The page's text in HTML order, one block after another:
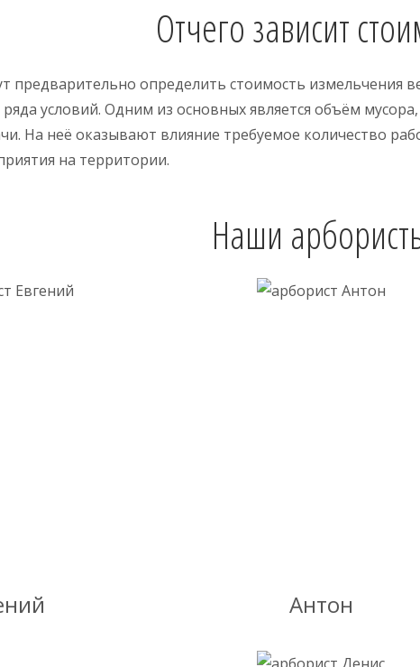
Отчего зависит
определить стоимость измельчения
условий. Одним из основных является объём
На неё оказывают влияние требуемое количество
на территории.
Наши
Антон